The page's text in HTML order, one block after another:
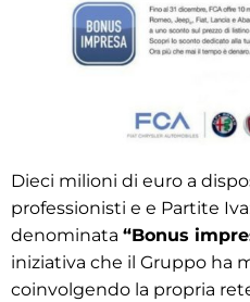
Dieci milioni di euro a
professionisti e e Partite
denominata “Bonus
iniziativa che il Gruppo ha
coinvolgendo la propria